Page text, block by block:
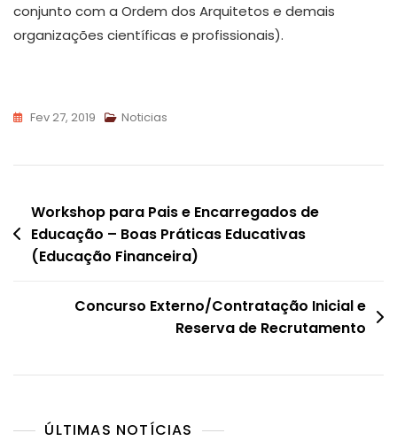
conjunto com a Ordem dos Arquitetos e demais
organizações científicas e profissionais).
Fev 27, 2019 Noticias
Navegação
de
artigos
Workshop para Pais e Encarregados de
Educação – Boas Práticas Educativas
(Educação Financeira)
Concurso Externo/Contratação Inicial e
Reserva de Recrutamento
ÚLTIMAS NOTÍCIAS